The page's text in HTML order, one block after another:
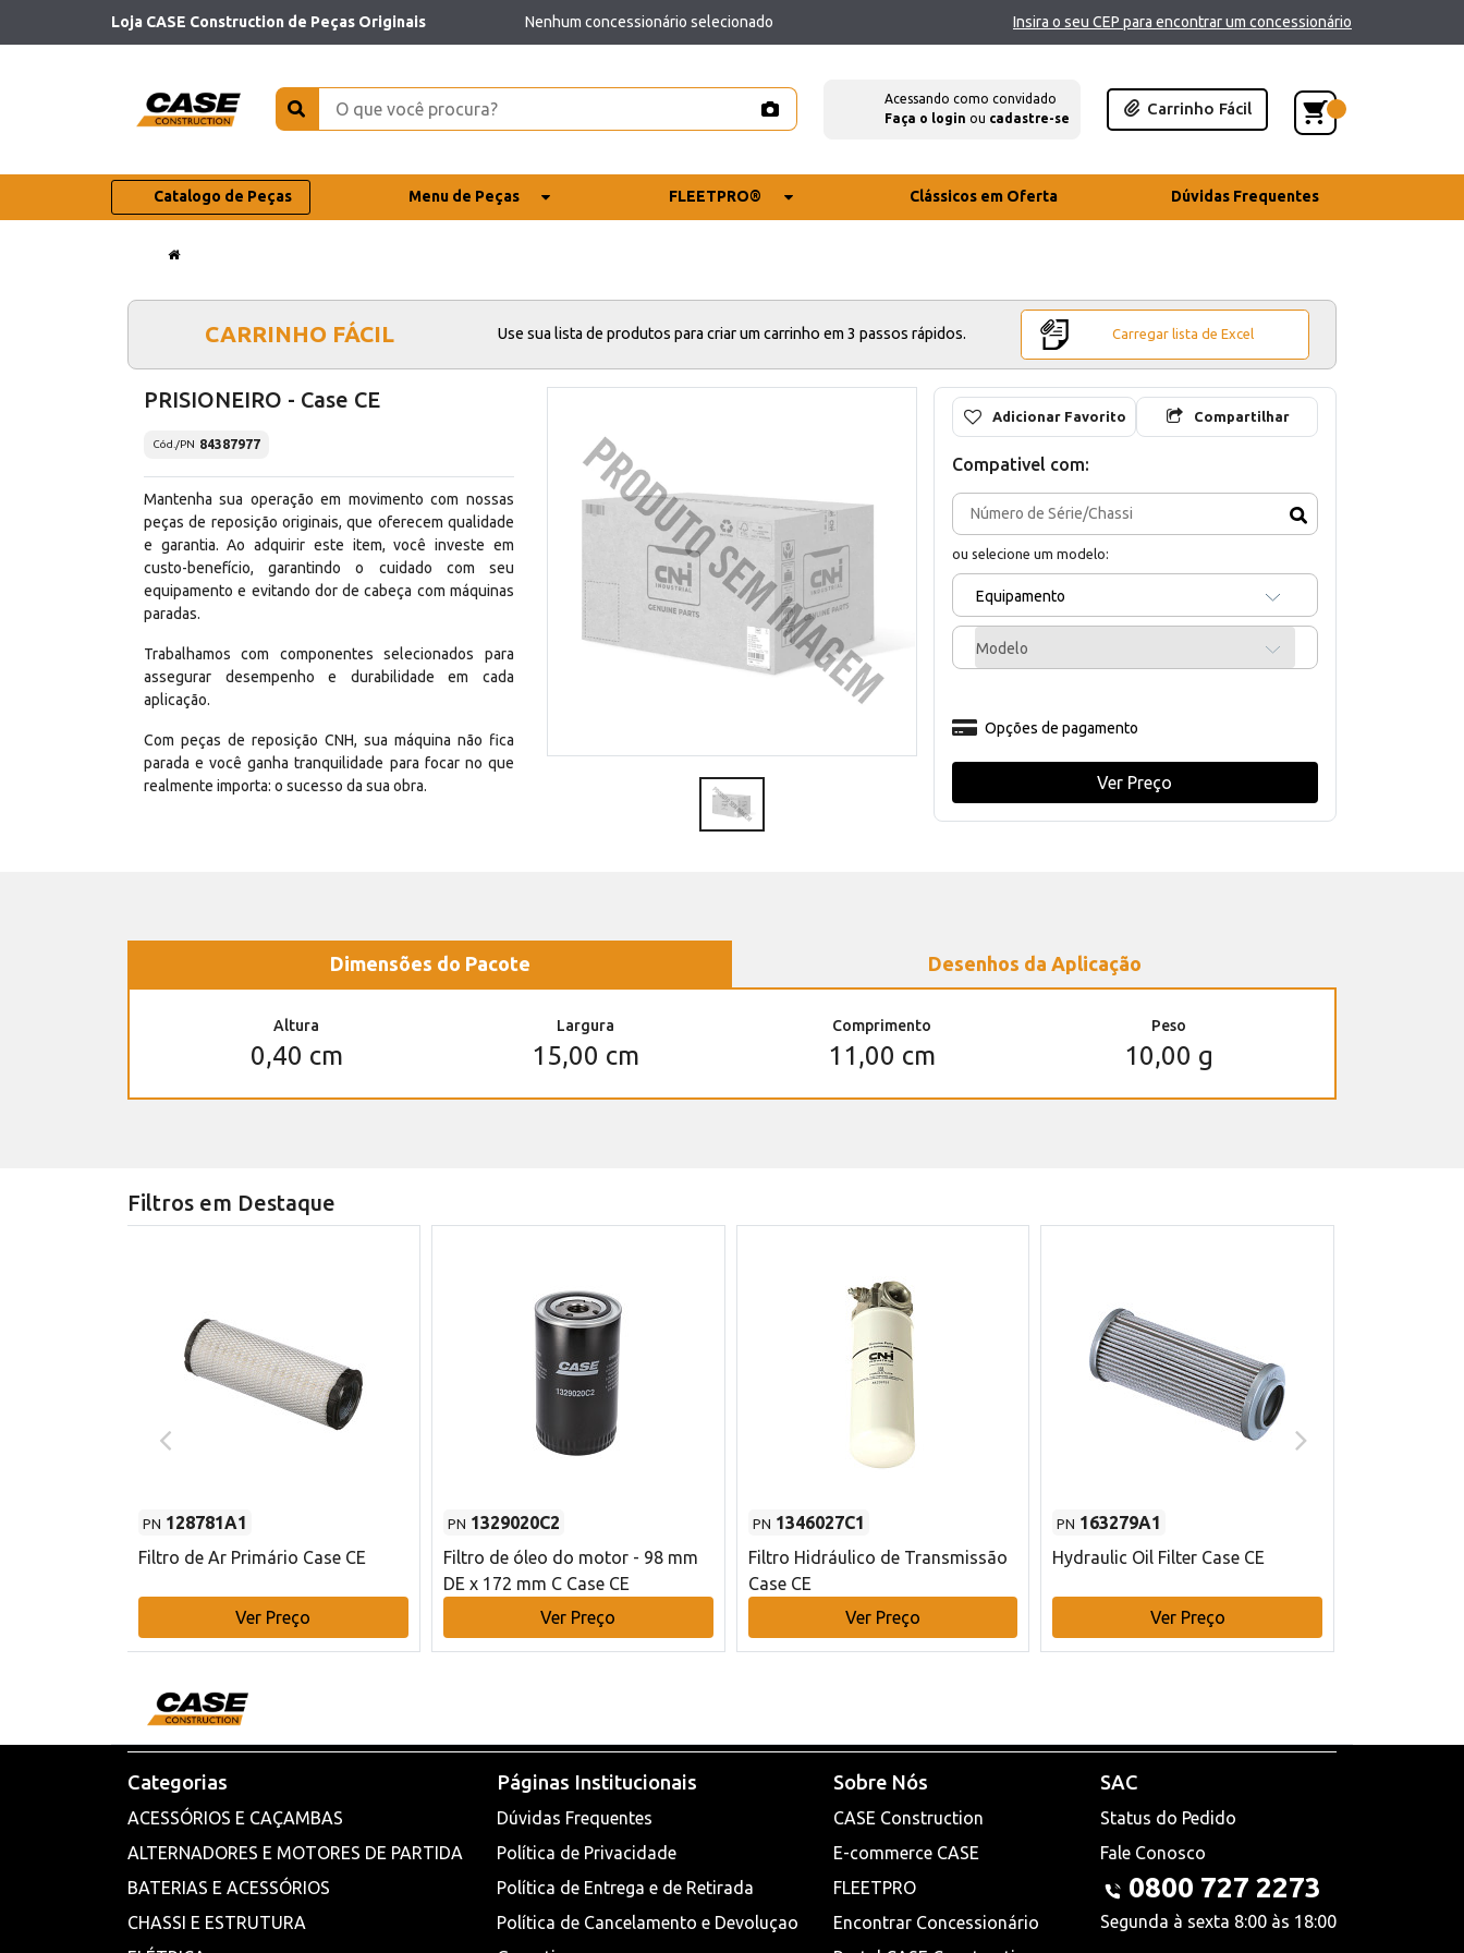
Loja CASE Construction de Peças Originais Nenhum concessionário selecionado Insira o seu CEP para encontrar um concessionário
Acessando como convidado
Faça o login ou cadastre-se
Carrinho Fácil
Catalogo de Peças Menu de Peças FLEETPRO® Clássicos em Oferta Dúvidas Frequentes
CARRINHO FÁCIL Use sua lista de produtos para criar um carrinho em 3 passos rápidos. Carregar lista de Excel
PRISIONEIRO - Case CE
Cód./PN 84387977
Mantenha sua operação em movimento com nossas
peças de reposição originais, que oferecem qualidade
e garantia. Ao adquirir este item, você investe em
custo-benefício, garantindo o cuidado com seu
equipamento e evitando dor de cabeça com máquinas
paradas.
Trabalhamos com componentes selecionados para
assegurar desempenho e durabilidade em cada
aplicação.
Com peças de reposição CNH, sua máquina não fica
parada e você ganha tranquilidade para focar no que
realmente importa: o sucesso da sua obra.
Adicionar Favorito Compartilhar
Compativel com:
ou selecione um modelo:
Equipamento
Modelo
Opções de pagamento
Ver Preço
Dimensões do Pacote Desenhos da Aplicação
Altura
0,40 cm
Largura
15,00 cm
Comprimento
11,00 cm
Peso
10,00 g
Filtros em Destaque
PN 128781A1
Filtro de Ar Primário Case CE
Ver Preço
PN 1329020C2
Filtro de óleo do motor - 98 mm
DE x 172 mm C Case CE
Ver Preço
PN 1346027C1
Filtro Hidráulico de Transmissão
Case CE
Ver Preço
PN 163279A1
Hydraulic Oil Filter Case CE
Ver Preço
Categorias
ACESSÓRIOS E CAÇAMBAS
ALTERNADORES E MOTORES DE PARTIDA
BATERIAS E ACESSÓRIOS
CHASSI E ESTRUTURA
Páginas Institucionais
Dúvidas Frequentes
Política de Privacidade
Política de Entrega e de Retirada
Política de Cancelamento e Devoluçao
Sobre Nós
CASE Construction
E-commerce CASE
FLEETPRO
Encontrar Concessionário
SAC
Status do Pedido
Fale Conosco
0800 727 2273
Segunda à sexta 8:00 às 18:00